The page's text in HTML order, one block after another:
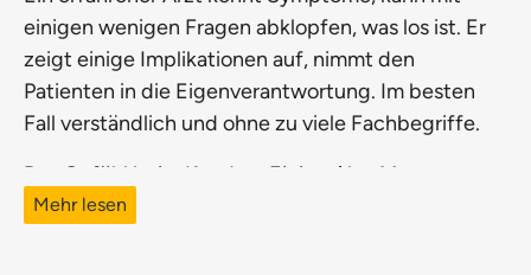
einigen wenigen Fragen abklopfen, was los ist. Er
zeigt einige Implikationen auf, nimmt den
Patienten in die Eigenverantwortung. Im besten
Fall verständlich und ohne zu viele Fachbegriffe.
Das Gefühl beim Kunden: Einige Aha-Momente
und Erleichterung, dass nicht wirklich alles auf
Mehr lesen